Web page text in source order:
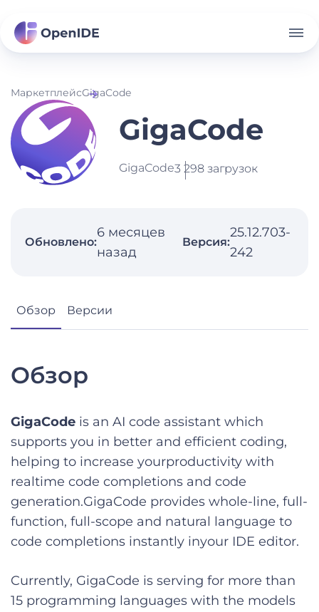
МаркетплейсGigaCode
GigaCode
GigaCode3 298 загрузок
Обновлено:
6 месяцев
назад
Версия:
25.12.703-
242
Обзор Версии
Обзор
GigaCode is an AI code assistant which
supports you in better and efficient coding,
helping to increase yourproductivity with
realtime code completions and code
generation.GigaCode provides whole-line, full-
function, full-scope and natural language to
code completions instantly inyour IDE editor.
Currently, GigaCode is serving for more than
15 programming languages with the models